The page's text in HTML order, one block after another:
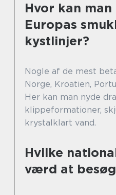
Hvor kan man
Europas
kystlinjer?
Nogle af de mest
Norge, Kroatien,
Her kan man nyde
klippeformationer,
krystalklart vand.
Hvilke
værd at